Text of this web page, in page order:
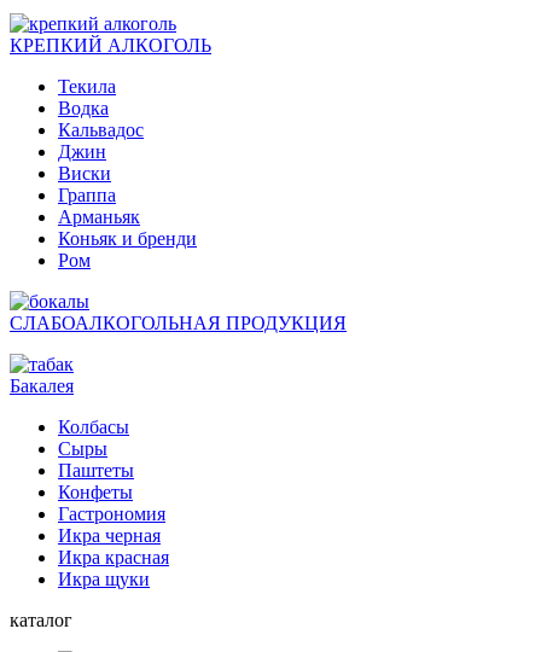
КРЕПКИЙ АЛКОГОЛЬ
Текила
Водка
Кальвадос
Джин
Виски
Граппа
Арманьяк
Коньяк и бренди
Ром
СЛАБОАЛКОГОЛЬНАЯ ПРОДУКЦИЯ
Бакалея
Колбасы
Сыры
Паштеты
Конфеты
Гастрономия
Икра черная
Икра красная
Икра щуки
каталог